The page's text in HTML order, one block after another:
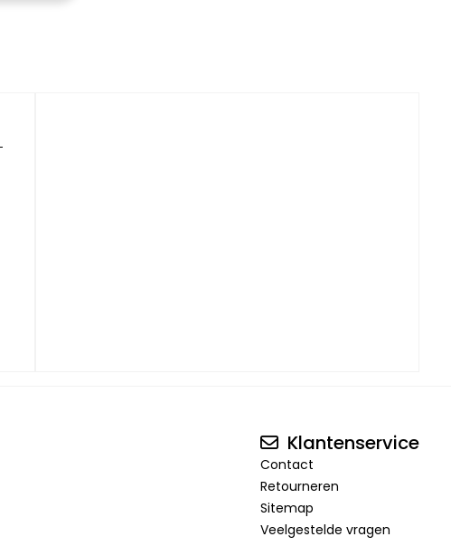
Klantenservice
Contact
Retourneren
Sitemap
Veelgestelde vragen